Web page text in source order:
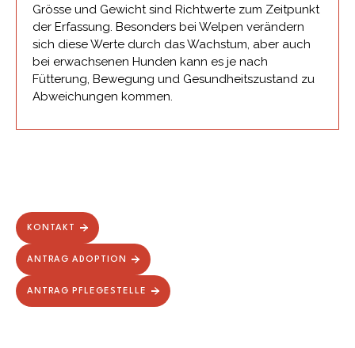
Grösse und Gewicht sind Richtwerte zum Zeitpunkt
der Erfassung. Besonders bei Welpen verändern
sich diese Werte durch das Wachstum, aber auch
bei erwachsenen Hunden kann es je nach
Fütterung, Bewegung und Gesundheitszustand zu
Abweichungen kommen.
KONTAKT
ANTRAG ADOPTION
ANTRAG PFLEGESTELLE